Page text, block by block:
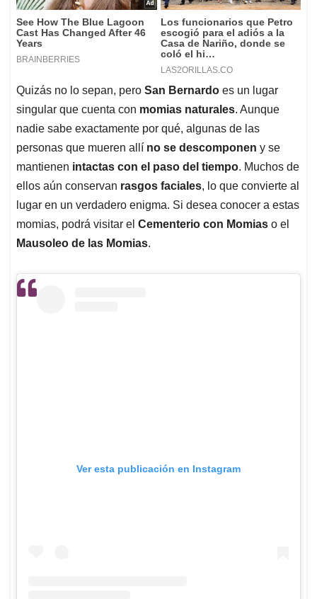
Quizás no lo sepan, pero San Bernardo es un lugar
singular que cuenta con momias naturales. Aunque
nadie sabe exactamente por qué, algunas de las
personas que mueren allí no se descomponen y se
mantienen intactas con el paso del tiempo. Muchos de
ellos aún conservan rasgos faciales, lo que convierte al
lugar en un verdadero enigma. Si desea conocer a estas
momias, podrá visitar el Cementerio con Momias o el
Mausoleo de las Momias.
Ver esta publicación en Instagram